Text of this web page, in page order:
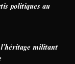
politiques au
militant